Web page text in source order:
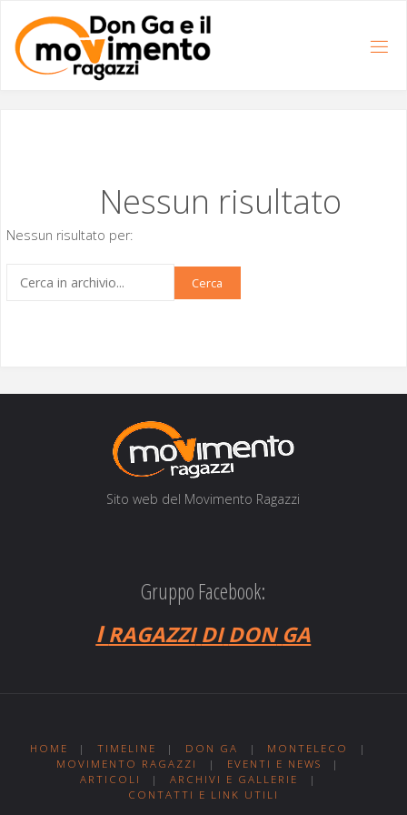
contenuto
Nessun risultato
Nessun risultato per:
per:
Sito web del Movi­men­to Ragazzi
Gruppo Facebook:
IRAGAZZI DI DON GA
HOME | TIMELINE | DON GA | MONTELECO
|
MOVIMENTO RAGAZZI
| EVENTI E NEWS
|
ARTICOLI
| ARCHIVI E GALLERIE
|
CONTATTI E LINK UTILI